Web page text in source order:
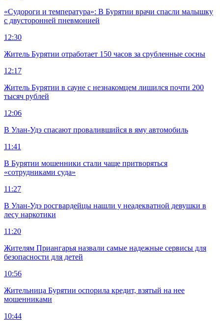
«Судороги и температура»: В Бурятии врачи спасли малышку
с двусторонней пневмонией
12:30
Житель Бурятии отработает 150 часов за срубленные сосны
12:17
Житель Бурятии в сауне с незнакомцем лишился почти 200
тысяч рублей
12:06
В Улан-Удэ спасают провалившийся в яму автомобиль
11:41
В Бурятии мошенники стали чаще притворяться
«сотрудниками суда»
11:27
В Улан-Удэ росгвардейцы нашли у неадекватной девушки в
лесу наркотики
11:20
Жителям Приангарья назвали самые надежные сервисы для
безопасности для детей
10:56
Жительница Бурятии оспорила кредит, взятый на нее
мошенниками
10:44